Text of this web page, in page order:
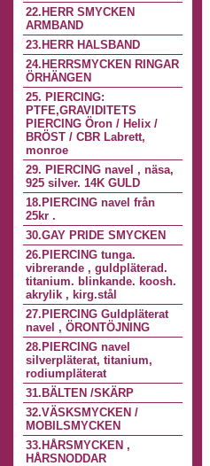
22.HERR SMYCKEN
ARMBAND
23.HERR HALSBAND
24.HERRSMYCKEN RINGAR
ÖRHÄNGEN
25. PIERCING:
PTFE,GRAVIDITETS
PIERCING Öron / Helix /
BRÖST / CBR Labrett,
monroe
29. PIERCING navel , näsa,
925 silver. 14K GULD
18.PIERCING navel från
25kr .
30.GAY PRIDE SMYCKEN
26.PIERCING tunga.
vibrerande , guldpläterad.
titanium. blinkande. koosh.
akrylik , kirg.stål
27.PIERCING Guldpläterat
navel , ÖRONTÖJNING
28.PIERCING navel
silverpläterat, titanium,
rodiumpläterat
31.BÄLTEN /SKÄRP
32.VÄSKSMYCKEN /
MOBILSMYCKEN
33.HÅRSMYCKEN ,
HÅRSNODDAR